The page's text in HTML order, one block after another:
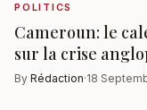
POLITICS
Cameroun: le
sur la crise
By Rédaction·18